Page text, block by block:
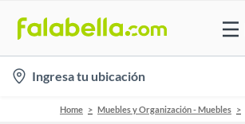
location-
icon
Ingresa tu ubicación
Home Muebles y Organización - Muebles